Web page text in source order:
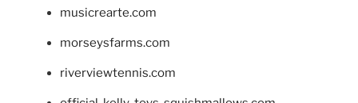
musicrearte.com
morseysfarms.com
riverviewtennis.com